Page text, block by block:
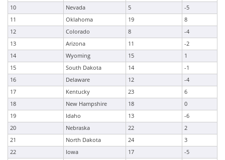
10
Nevada 5
-5
11
Oklahoma 19
8
12
Colorado 8
-4
13
Arizona 11
-2
14
Wyoming 15
1
15
South Dakota 14
-1
16
Delaware 12
-4
17
Kentucky 23
6
18
New Hampshire 18
0
19
Idaho 13
-6
20
Nebraska 22
2
21
North Dakota 24
3
22
Iowa 17
-5